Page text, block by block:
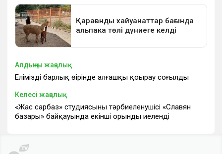
Алдыңғы жаңалық
Еліміздің барлық өңірінде алғашқы қоңырау соғылды
Келесі жаңалық
«Жас сарбаз» студиясының тәрбиеленушісі «Славян
базары» байқауында екінші орынды иеленді